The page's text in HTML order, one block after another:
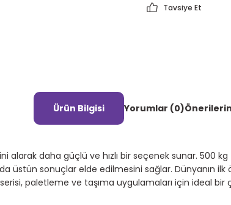
Tavsiye Et
Ürün Bilgisi Yorumlar (0)
daha güçlü ve hızlı bir seçenek sunar. 500
üstün sonuçlar elde edilmesini sağlar. Dünyanın
serisi, paletleme ve taşıma uygulamaları için ideal bir